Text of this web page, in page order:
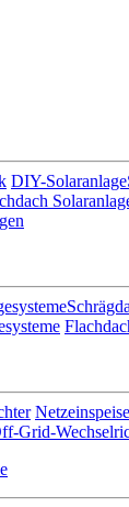
DIY-Solaranlage
Grid-